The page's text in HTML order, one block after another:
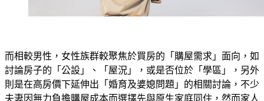
而相較男性，女性族群較聚焦於買房的「購屋需求」面向，如
討論房子的「公設」、「屋況」，或是否位於「學區」，另外
則是在高房價下延伸出「婚育及婆媳問題」的相關討論，不少
夫妻因無力負擔購屋成本而選擇先與原生家庭同住，然而家人